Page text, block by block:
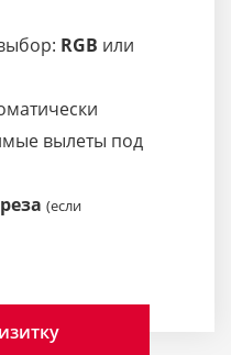
RGB или
вылеты под
(если